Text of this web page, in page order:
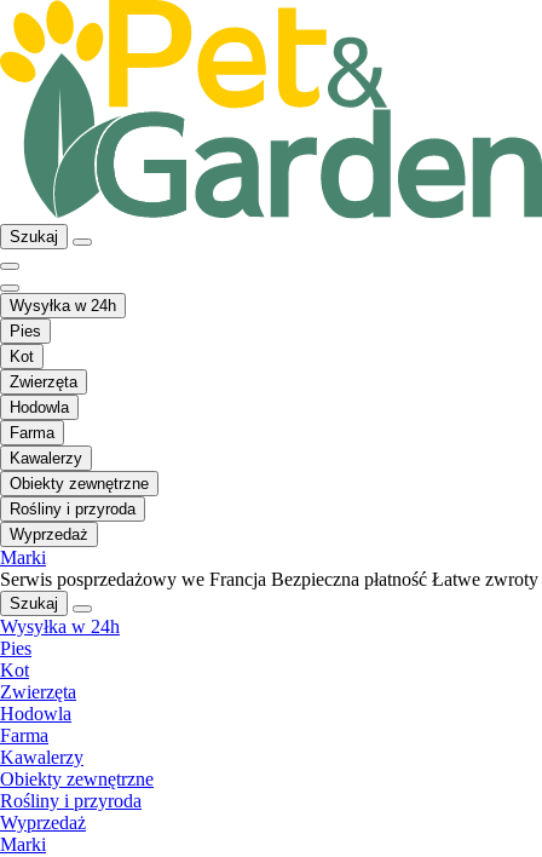
Szukaj
Wysyłka w 24h
Pies
Kot
Zwierzęta
Hodowla
Farma
Kawalerzy
Obiekty zewnętrzne
Rośliny i przyroda
Wyprzedaż
Marki
Serwis posprzedażowy we Francja Bezpieczna płatność Łatwe zwroty
Szukaj
Wysyłka w 24h
Pies
Kot
Zwierzęta
Hodowla
Farma
Kawalerzy
Obiekty zewnętrzne
Rośliny i przyroda
Wyprzedaż
Marki